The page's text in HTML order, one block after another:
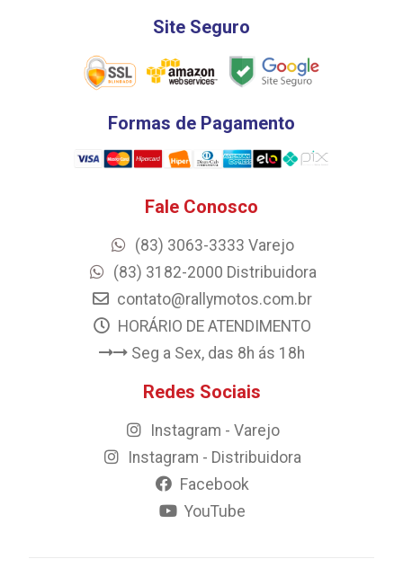
Site Seguro
Formas de Pagamento
Fale Conosco
(83) 3063-3333 Varejo
(83) 3182-2000 Distribuidora
contato@rallymotos.com.br
HORÁRIO DE ATENDIMENTO
Seg a Sex, das 8h ás 18h
Redes Sociais
Instagram - Varejo
Instagram - Distribuidora
Facebook
YouTube